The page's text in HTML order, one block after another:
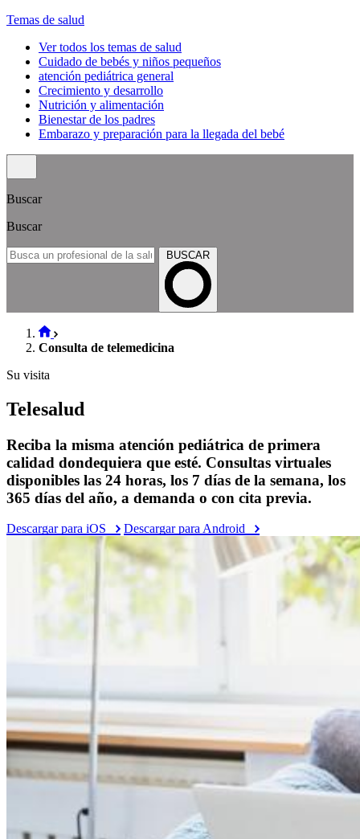
Temas de salud
Ver todos los temas de salud
Cuidado de bebés y niños pequeños
atención pediátrica general
Crecimiento y desarrollo
Nutrición y alimentación
Bienestar de los padres
Embarazo y preparación para la llegada del bebé
Buscar
Buscar
BUSCAR
Consulta de telemedicina
Su visita
Telesalud
Reciba la misma atención pediátrica de primera
calidad dondequiera que esté. Consultas virtuales
disponibles las 24 horas, los 7 días de la semana, los
365 días del año, a demanda o con cita previa.
Descargar para iOS Descargar para Android